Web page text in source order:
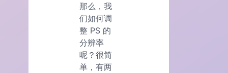
那么，我
们如何调
整 PS 的
分辨率
呢？很简
单，有两